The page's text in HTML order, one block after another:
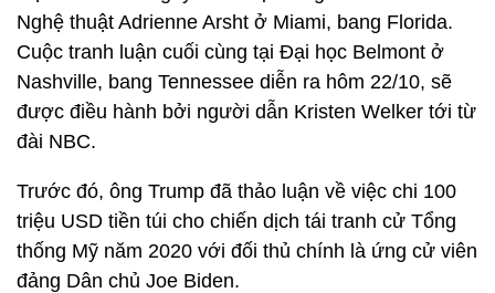
Nghệ thuật Adrienne Arsht ở Miami, bang Florida.
Cuộc tranh luận cuối cùng tại Đại học Belmont ở
Nashville, bang Tennessee diễn ra hôm 22/10, sẽ
được điều hành bởi người dẫn Kristen Welker tới từ
đài NBC.
Trước đó, ông Trump đã thảo luận về việc chi 100
triệu USD tiền túi cho chiến dịch tái tranh cử Tổng
thống Mỹ năm 2020 với đối thủ chính là ứng cử viên
đảng Dân chủ Joe Biden.